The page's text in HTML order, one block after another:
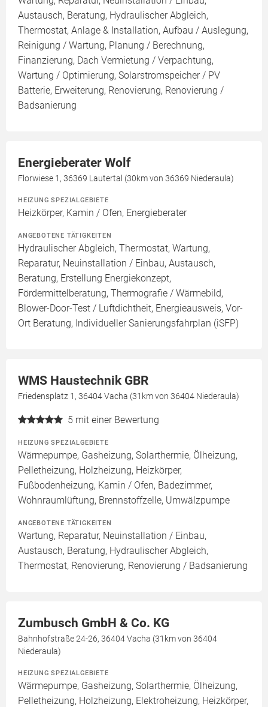
Austausch, Beratung, Hydraulischer Abgleich,
Thermostat, Anlage & Installation, Aufbau / Auslegung,
Reinigung / Wartung, Planung / Berechnung,
Finanzierung, Dach Vermietung / Verpachtung,
Wartung / Optimierung, Solarstromspeicher / PV
Batterie, Erweiterung, Renovierung, Renovierung /
Badsanierung
Energieberater Wolf
Florwiese 1, 36369 Lautertal (30km von 36369 Niederaula)
HEIZUNG SPEZIALGEBIETE
Heizkörper, Kamin / Ofen, Energieberater
ANGEBOTENE TÄTIGKEITEN
Hydraulischer Abgleich, Thermostat, Wartung,
Reparatur, Neuinstallation / Einbau, Austausch,
Beratung, Erstellung Energiekonzept,
Fördermittelberatung, Thermografie / Wärmebild,
Blower-Door-Test / Luftdichtheit, Energieausweis, Vor-
Ort Beratung, Individueller Sanierungsfahrplan (iSFP)
WMS Haustechnik GBR
Friedensplatz 1, 36404 Vacha (31km von 36404 Niederaula)
5 mit einer Bewertung
HEIZUNG SPEZIALGEBIETE
Wärmepumpe, Gasheizung, Solarthermie, Ölheizung,
Pelletheizung, Holzheizung, Heizkörper,
Fußbodenheizung, Kamin / Ofen, Badezimmer,
Wohnraumlüftung, Brennstoffzelle, Umwälzpumpe
ANGEBOTENE TÄTIGKEITEN
Wartung, Reparatur, Neuinstallation / Einbau,
Austausch, Beratung, Hydraulischer Abgleich,
Thermostat, Renovierung, Renovierung / Badsanierung
Zumbusch GmbH & Co. KG
Bahnhofstraße 24-26, 36404 Vacha (31km von 36404
Niederaula)
HEIZUNG SPEZIALGEBIETE
Wärmepumpe, Gasheizung, Solarthermie, Ölheizung,
Pelletheizung, Holzheizung, Elektroheizung, Heizkörper,